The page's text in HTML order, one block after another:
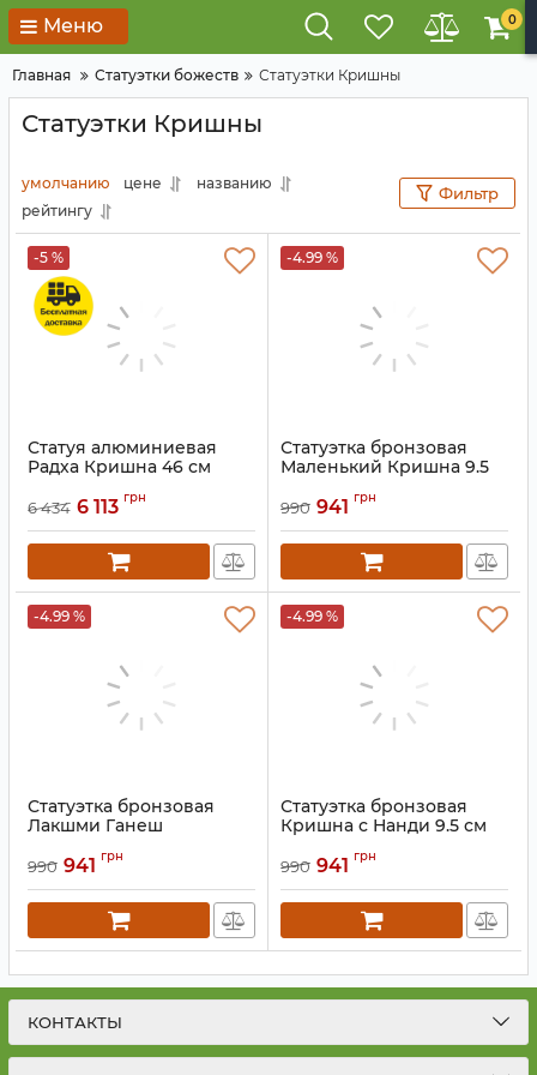
Меню 0
Главная Статуэтки божеств Статуэтки Кришны
Статуэтки Кришны
умолчанию цене
названию
рейтингу
Фильтр
-5 %
Статуя алюминиевая
Радха Кришна 46 см
6 434 6 113 грн
-4.99 %
Статуэтка бронзовая
Маленький Кришна 9.5
Артикул: 9070064
990 941 грн
-4.99 %
Статуэтка бронзовая
Лакшми Ганеш
Артикул: 9070061
990 941 грн
-4.99 %
Статуэтка бронзовая
Кришна с Нанди 9.5 см
990 941 грн
КОНТАКТЫ